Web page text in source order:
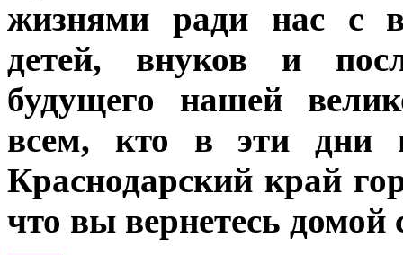
жизнями ради нас с
детей, внуков и
будущего нашей
всем, кто в эти дни
Краснодарский край
что вы вернетесь домой